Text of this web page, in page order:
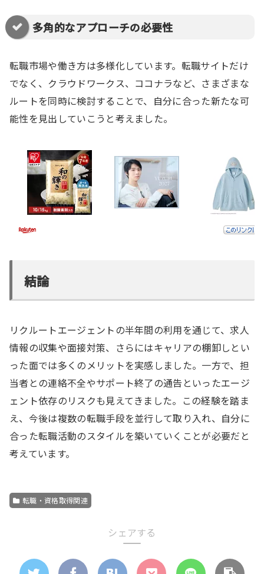
多角的なアプローチの必要性
転職市場や働き方は多様化しています。転職サイトだけ
でなく、クラウドワークス、ココナラなど、さまざまな
ルートを同時に検討することで、自分に合った新たな可
能性を見出していこうと考えました。
結論
リクルートエージェントの半年間の利用を通じて、求人
情報の収集や面接対策、さらにはキャリアの棚卸しとい
った面では多くのメリットを実感しました。一方で、担
当者との連絡不全やサポート終了の通告といったエージ
ェント依存のリスクも見えてきました。この経験を踏ま
え、今後は複数の転職手段を並行して取り入れ、自分に
合った転職活動のスタイルを築いていくことが必要だと
考えています。
転職・資格取得関連
シェアする